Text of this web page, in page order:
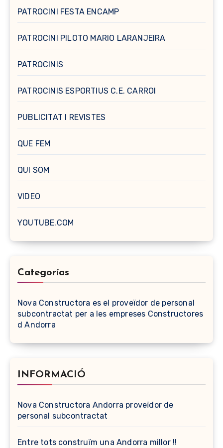
PATROCINI FESTA ENCAMP
PATROCINI PILOTO MARIO LARANJEIRA
PATROCINIS
PATROCINIS ESPORTIUS C.E. CARROI
PUBLICITAT I REVISTES
QUE FEM
QUI SOM
VIDEO
YOUTUBE.COM
Categorías
Nova Constructora es el proveïdor de personal
subcontractat per a les empreses Constructores
d Andorra
INFORMACIÓ
Nova Constructora Andorra proveïdor de
personal subcontractat
Entre tots construïm una Andorra millor !!